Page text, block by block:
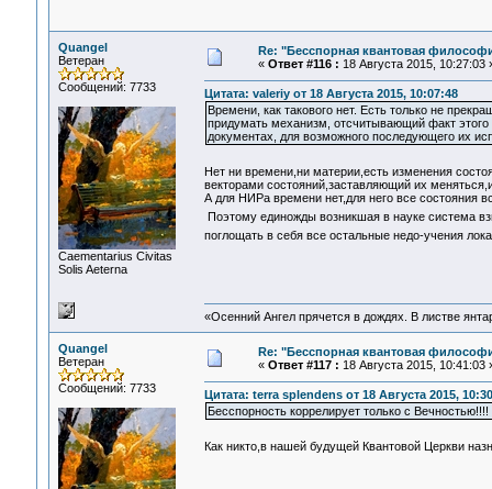
Quangel
Ветеран
Сообщений: 7733
Сaementarius Civitas
Solis Aeterna
Re: "Бесспорная квантовая
« Ответ #116 : 18 Августа 2015, 10:27:03
Цитата: valeriy от 18 Августа 2015, 10:07:48
Времени, как такового нет. Есть только не
придумать механизм, отсчитывающий факт
документах, для возможного последующего их
Нет ни времени,ни материи,есть изменения
векторами состояний,заставляющий их
А для НИРа времени нет,для него все состояния
Поэтому единожды возникшая в науке система
поглощать в себя все остальные недо-учения
«Осенний Ангел прячется в дождях. В листве
Quangel
Ветеран
Сообщений: 7733
Re: "Бесспорная квантовая
« Ответ #117 : 18 Августа 2015, 10:41:03
Цитата: terra splendens от 18 Августа 2015,
Бесспорность коррелирует только с
Как никто,в нашей будущей Квантовой Церкви